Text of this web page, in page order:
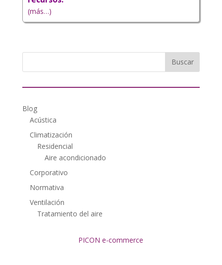
(más…)
Blog
Acústica
Climatización
Residencial
Aire acondicionado
Corporativo
Normativa
Ventilación
Tratamiento del aire
PICON e-commerce